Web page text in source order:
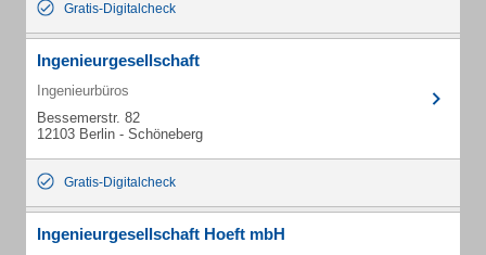
Gratis-Digitalcheck
Ingenieurgesellschaft
Ingenieurbüros
Bessemerstr. 82
12103 Berlin - Schöneberg
Gratis-Digitalcheck
Ingenieurgesellschaft Hoeft mbH